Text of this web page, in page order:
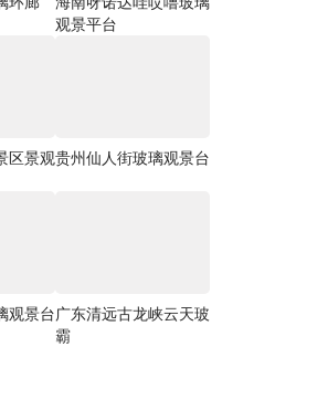
观景平台
区景观贵州仙人街玻璃观景台
观景台广东清远古龙峡云天玻
霸